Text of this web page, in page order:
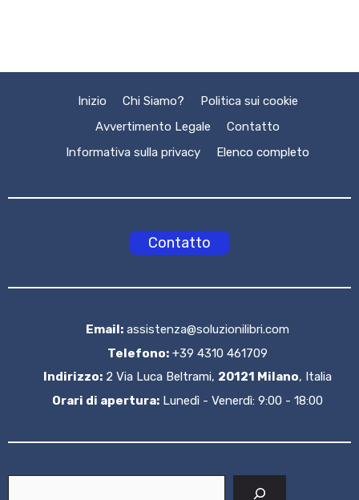
Inizio Chi Siamo?
Politica sui cookie
Avvertimento Legale
Contatto
Informativa sulla privacy
Elenco completo
Contatto
Email: assistenza@soluzionilibri.com
Telefono: +39 4310 461709
Indirizzo: 2 Via Luca Beltrami, 20121 Milano, Italia
Orari di apertura: Lunedì - Venerdì: 9:00 - 18:00